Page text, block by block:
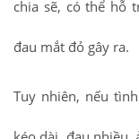
chia sẽ, có thể hỗ
đau mắt đỏ gây ra.
Tuy nhiên, nếu